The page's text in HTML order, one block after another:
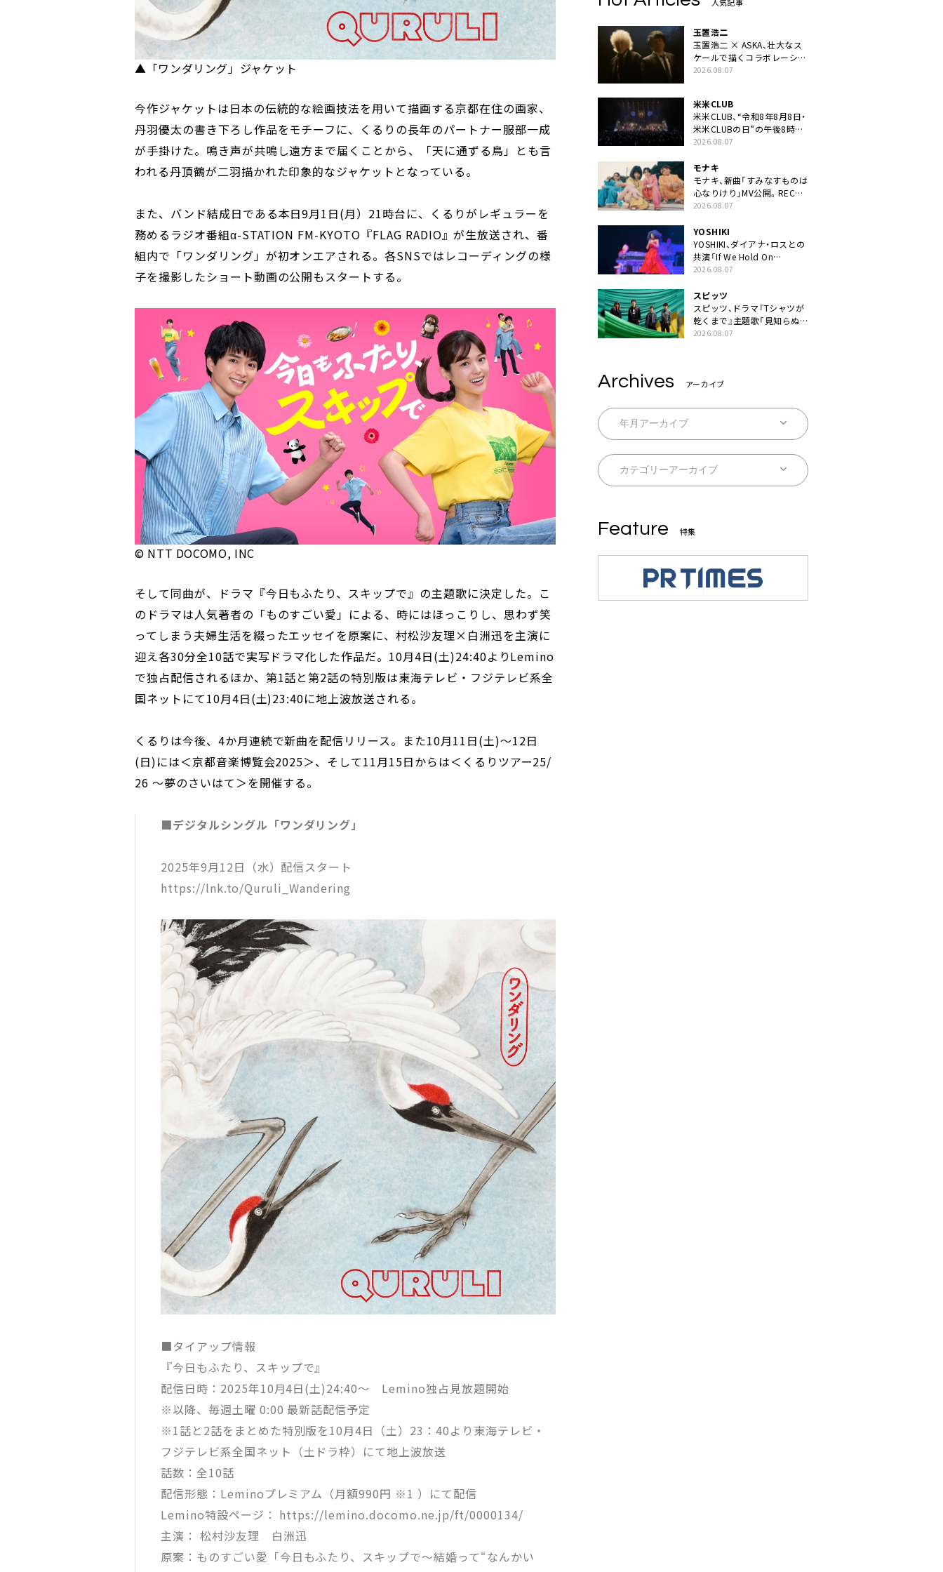
▲「ワンダリング」ジャケット
今作ジャケットは日本の伝統的な絵画技法を用いて描画する京都在住の画家、
丹羽優太の書き下ろし作品をモチーフに、くるりの長年のパートナー服部一成
が手掛けた。鳴き声が共鳴し遠方まで届くことから、「天に通ずる鳥」とも言
われる丹頂鶴が二羽描かれた印象的なジャケットとなっている。
また、バンド結成日である本日9月1日(月）21時台に、くるりがレギュラーを
務めるラジオ番組α-STATION FM-KYOTO『FLAG RADIO』が生放送され、番
組内で「ワンダリング」が初オンエアされる。各SNSではレコーディングの様
子を撮影したショート動画の公開もスタートする。
© NTT DOCOMO, INC
そして同曲が、ドラマ『今日もふたり、スキップで』の主題歌に決定した。こ
のドラマは人気著者の「ものすごい愛」による、時にはほっこりし、思わず笑
ってしまう夫婦生活を綴ったエッセイを原案に、村松沙友理×白洲迅を主演に
迎え各30分全10話で実写ドラマ化した作品だ。10月4日(土)24:40よりLemino
で独占配信されるほか、第1話と第2話の特別版は東海テレビ・フジテレビ系全
国ネットにて10月4日(土)23:40に地上波放送される。
くるりは今後、4か月連続で新曲を配信リリース。また10月11日(土)～12日
(日)には＜京都音楽博覧会2025＞、そして11月15日からは＜くるりツアー25/
26 ～夢のさいはて＞を開催する。
■デジタルシングル「ワンダリング」
2025年9月12日（水）配信スタート
https://lnk.to/Quruli_Wandering
■タイアップ情報
『今日もふたり、スキップで』
配信日時：2025年10月4日(土)24:40～ Lemino独占見放題開始
※以降、毎週土曜 0:00 最新話配信予定
※1話と2話をまとめた特別版を10月4日（土）23：40より東海テレビ・
フジテレビ系全国ネット（土ドラ枠）にて地上波放送
話数：全10話
配信形態：Leminoプレミアム（月額990円 ※1 ）にて配信
Lemino特設ページ： https://lemino.docomo.ne.jp/ft/0000134/
主演： 松村沙友理 白洲迅
原案：ものすごい愛「今日もふたり、スキップで～結婚って“なんかい
玉置浩二
玉置浩二 × ASKA、壮大なス
ケールで描くコラボレーショ
ン曲「音銀河」リリース決定。
2026.08.07
米米CLUB
米米CLUB、“令和8年8月8日・
米米CLUBの日”の午後8時に
40周年ライブより「FANtachy
2026.08.07
モナキ
モナキ、新曲「すみなすものは
心なりけり」MV公開。RECの
ギターにEvery Little Thing・
2026.08.07
YOSHIKI
YOSHIKI、ダイアナ・ロスとの
共演「If We Hold On
Together」ライブ映像公開
2026.08.07
スピッツ
スピッツ、ドラマ『Tシャツが
乾くまで』主題歌「見知らぬ
糸」本日配信。ドラマとのSP
2026.08.07
Archives アーカイブ
Feature 特集